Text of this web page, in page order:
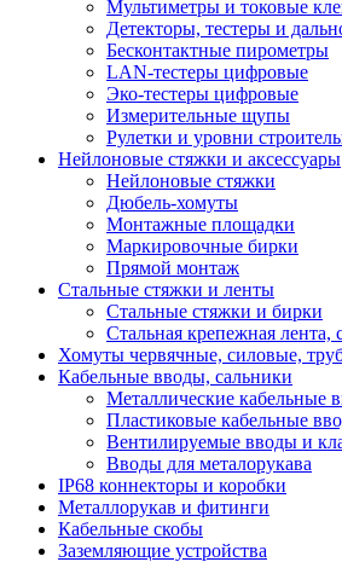
Мультиметры и токовые
Детекторы, тестеры и
Бесконтактные пирометры
LAN-тестеры цифровые
Эко-тестеры цифровые
Измерительные щупы
Рулетки и уровни
Нейлоновые стяжки и аксессуары
Нейлоновые стяжки
Дюбель-хомуты
Монтажные площадки
Маркировочные бирки
Прямой монтаж
Стальные стяжки и ленты
Стальные стяжки и бирки
Стальная крепежная лента,
Хомуты червячные, силовые,
Кабельные вводы, сальники
Металлические кабельные
Пластиковые кабельные
Вентилируемые вводы и
Вводы для металорукава
IP68 коннекторы и коробки
Металлорукав и фитинги
Кабельные скобы
Заземляющие устройства